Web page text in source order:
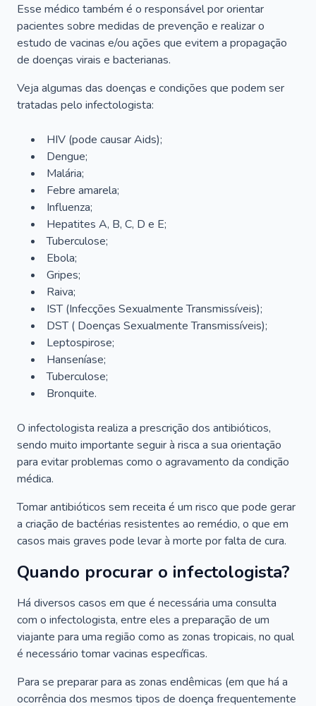
Esse médico também é o responsável por orientar
pacientes sobre medidas de prevenção e realizar o
estudo de vacinas e/ou ações que evitem a propagação
de doenças virais e bacterianas.
Veja algumas das doenças e condições que podem ser
tratadas pelo infectologista:
HIV (pode causar Aids);
Dengue;
Malária;
Febre amarela;
Influenza;
Hepatites A, B, C, D e E;
Tuberculose;
Ebola;
Gripes;
Raiva;
IST (Infecções Sexualmente Transmissíveis);
DST ( Doenças Sexualmente Transmissíveis);
Leptospirose;
Hanseníase;
Tuberculose;
Bronquite.
O infectologista realiza a prescrição dos antibióticos,
sendo muito importante seguir à risca a sua orientação
para evitar problemas como o agravamento da condição
médica.
Tomar antibióticos sem receita é um risco que pode gerar
a criação de bactérias resistentes ao remédio, o que em
casos mais graves pode levar à morte por falta de cura.
Quando procurar o infectologista?
Há diversos casos em que é necessária uma consulta
com o infectologista, entre eles a preparação de um
viajante para uma região como as zonas tropicais, no qual
é necessário tomar vacinas específicas.
Para se preparar para as zonas endêmicas (em que há a
ocorrência dos mesmos tipos de doença frequentemente